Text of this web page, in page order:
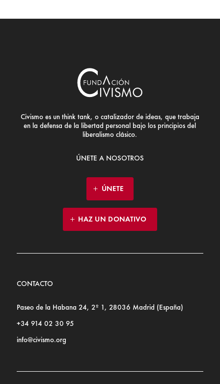
Civismo es un think tank, o catalizador de ideas, que trabaja
en la defensa de la libertad personal bajo los principios del
liberalismo clásico.
ÚNETE A NOSOTROS
ÚNETE
HAZ UN DONATIVO
CONTACTO
Paseo de la Habana 24, 2º 1, 28036 Madrid (España)
+34 914 02 30 95
info@civismo.org